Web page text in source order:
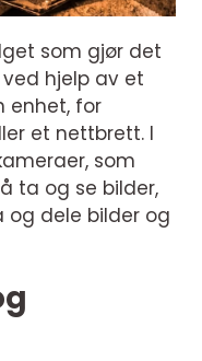
som gjør det
hjelp av et
enhet, for
et nettbrett. I
som
ta og se bilder,
og dele bilder og